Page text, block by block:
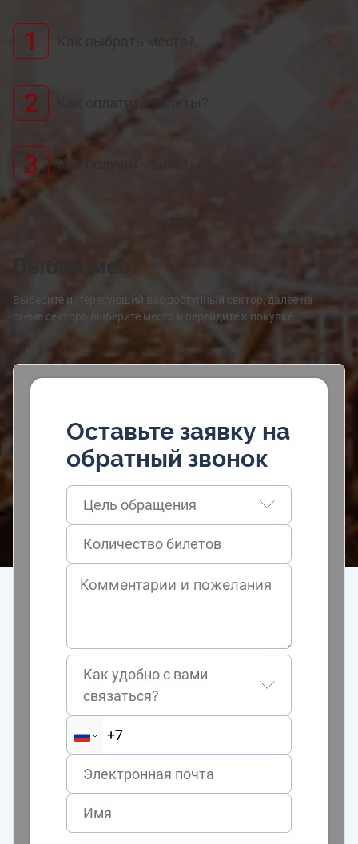
1
2 Как оплатить билеты?
3 Как получить билеты?
Выберите интересующий вас доступный сектор, далее на
схеме сектора выберите место и перейдите к покупке
Оставьте заявку на
обратный звонок
Цель обращения
Как удобно с вами
связаться?